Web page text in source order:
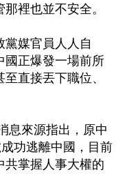
裡也並不安全。
媒官員人人自
國正爆發一場前所
直接丟下職位、
功逃離中國，目前
共掌握人事大權的